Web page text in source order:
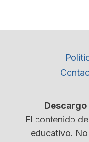
El contenido
educativo.